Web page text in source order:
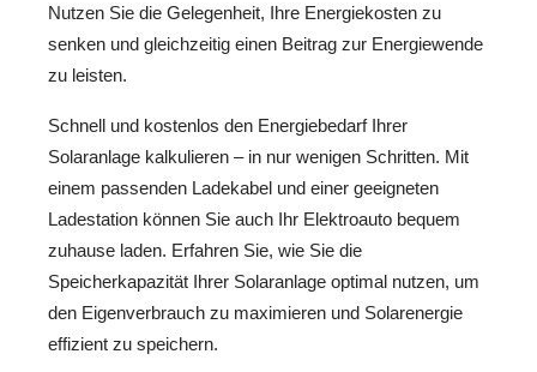
Nutzen Sie die Gelegenheit, Ihre Energiekosten zu
senken und gleichzeitig einen Beitrag zur Energiewende
zu leisten.
Schnell und kostenlos den Energiebedarf Ihrer
Solaranlage kalkulieren – in nur wenigen Schritten. Mit
einem passenden Ladekabel und einer geeigneten
Ladestation können Sie auch Ihr Elektroauto bequem
zuhause laden. Erfahren Sie, wie Sie die
Speicherkapazität Ihrer Solaranlage optimal nutzen, um
den Eigenverbrauch zu maximieren und Solarenergie
effizient zu speichern.